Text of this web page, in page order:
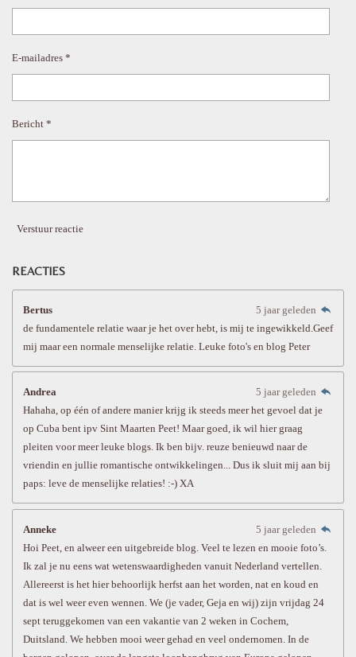
E-mailadres *
Bericht *
Verstuur reactie
REACTIES
Bertus
5 jaar geleden
de fundamentele relatie waar je het over hebt, is mij te ingewikkeld.Geef
mij maar een normale menselijke relatie. Leuke foto's en blog Peter
Andrea
5 jaar geleden
Hahaha, op één of andere manier krijg ik steeds meer het gevoel dat je
op Cuba bent ipv Sint Maarten Peet! Maar goed, ik wil hier graag
pleiten voor meer leuke blogs. Ik ben bijv. reuze benieuwd naar de
vriendin en jullie romantische ontwikkelingen... Dus ik sluit mij aan bij
paps: leve de menselijke relaties! :-) XA
Anneke
5 jaar geleden
Hoi Peet, en alweer een uitgebreide blog. Veel te lezen en mooie foto’s.
Ik zal je nu eens wat wetenswaardigheden vanuit Nederland vertellen.
Allereerst is het hier behoorlijk herfst aan het worden, nat en koud en
dat is wel weer even wennen. We (je vader, Geja en wij) zijn vrijdag 24
sept teruggekomen van een vakantie van 2 weken in Cochem,
Duitsland. We hebben mooi weer gehad en veel ondernomen. In de